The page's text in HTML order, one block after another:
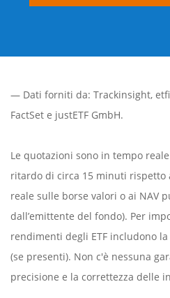
— Dati forniti da: Trackinsight,
FactSet e justETF GmbH.
Le quotazioni sono in tempo
ritardo di circa 15 minuti rispetto
reale sulle borse valori o ai NAV
dall’emittente del fondo). Per
rendimenti degli ETF includono
(se presenti). Non c'è nessuna
precisione e la correttezza delle